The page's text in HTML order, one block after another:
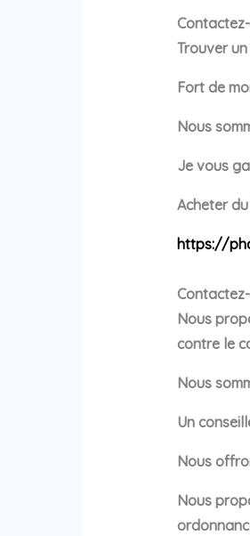
Trouver
Fort de
Nous
Je vous
Acheter
https://
Nous
contre le
Nous
Un
Nous
Nous